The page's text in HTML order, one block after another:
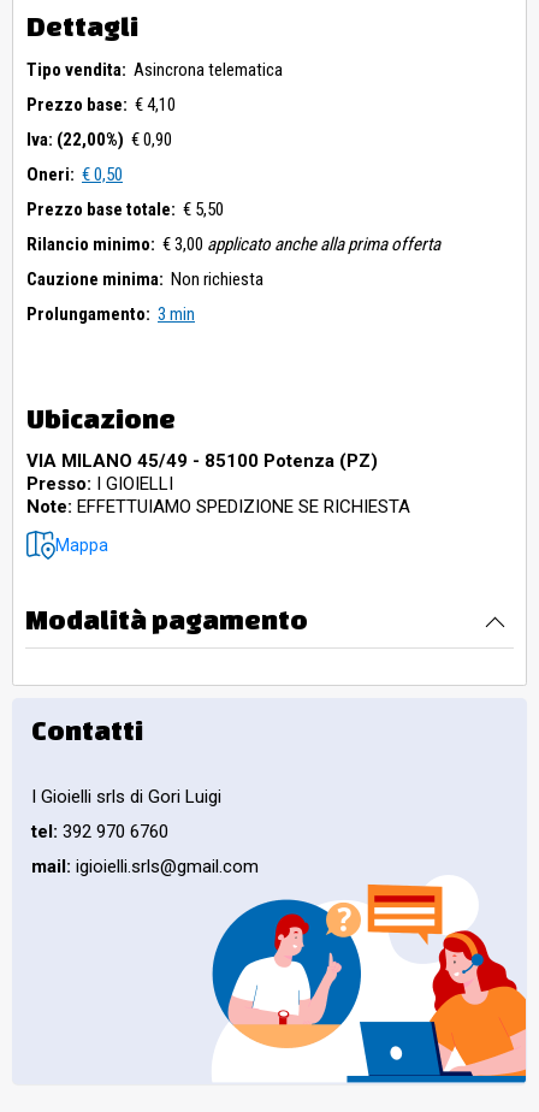
Dettagli
Tipo vendita: Asincrona telematica
Prezzo base: € 4,10
Iva: (22,00%) € 0,90
Oneri: € 0,50
Prezzo base totale: € 5,50
Rilancio minimo: € 3,00 applicato anche alla prima offerta
Cauzione minima: Non richiesta
Prolungamento: 3 min
Ubicazione
VIA MILANO 45/49 - 85100 Potenza (PZ)
Presso: I GIOIELLI
Note: EFFETTUIAMO SPEDIZIONE SE RICHIESTA
Mappa
Modalità pagamento
Contatti
I Gioielli srls di Gori Luigi
tel: 392 970 6760
mail: igioielli.srls@gmail.com